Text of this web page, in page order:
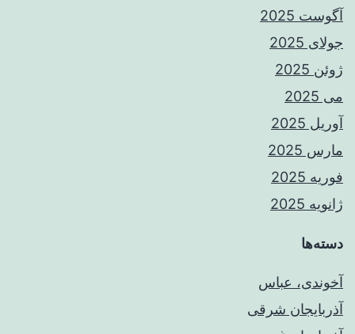
آگوست 2025
جولای 2025
ژوئن 2025
می 2025
آوریل 2025
مارس 2025
فوریه 2025
ژانویه 2025
دسته‌ها
آخوندی، عباس
آذربایجان شرقی